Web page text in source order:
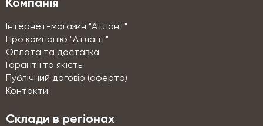
Компанія
Інтернет-магазин "Атлант"
Про компанію "Атлант"
Оплата та доставка
Гарантії та якість
Публічний договір (оферта)
Контакти
Склади в регіонах